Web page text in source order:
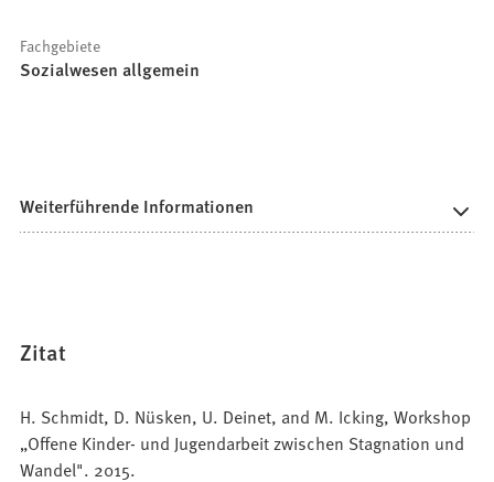
Fachgebiete
Sozialwesen allgemein
Weiterführende Informationen
Zitat
H. Schmidt, D. Nüsken, U. Deinet, and M. Icking, Workshop
„Offene Kinder- und Jugendarbeit zwischen Stagnation und
Wandel". 2015.